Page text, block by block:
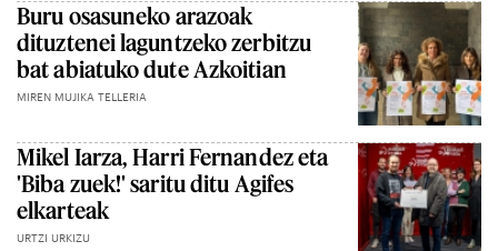
Buru osasuneko arazoak
dituztenei laguntzeko zerbitzu
bat abiatuko dute Azkoitian
MIREN MUJIKA TELLERIA
Mikel Iarza, Harri Fernandez eta
'Biba zuek!' saritu ditu Agifes
elkarteak
URTZI URKIZU